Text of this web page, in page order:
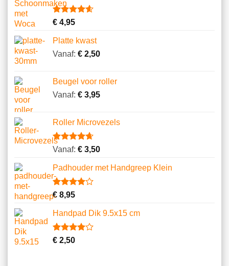
Gewaardeerd
gebaseerd
op
13
klantbeoordelingen
€4,95
Platte kwast
Vanaf: €2,50
Beugel voor roller
Vanaf: €3,95
Roller Microvezels
Gewaardeerd
gebaseerd
op
14
klantbeoordelingen
Vanaf: €3,50
Padhouder met Handgreep Klein
Gewaardeerd
4.00
5
gebaseerd
op
1
€8,95
Handpad Dik 9.5x15 cm
Gewaardeerd
3
€2,50